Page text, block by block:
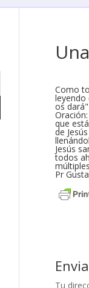
Como
leyendo
os
que
de
Jesús
todos
Pr
Tu